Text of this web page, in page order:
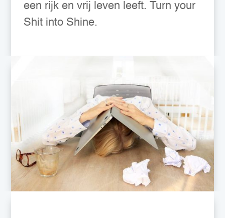
een rijk en vrij leven leeft. Turn your
Shit into Shine.